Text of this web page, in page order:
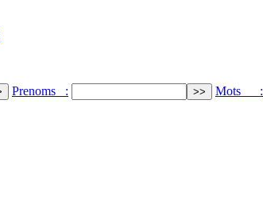
Prenoms : Mots :